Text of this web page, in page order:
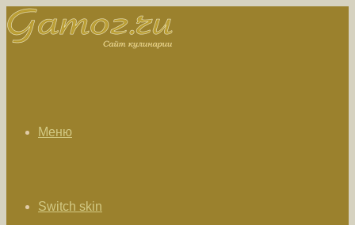
Меню
Switch skin